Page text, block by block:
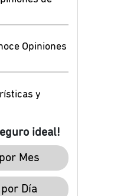
Opiniones
y
ideal!
Mes
Día